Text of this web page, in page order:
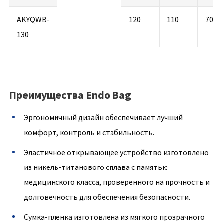
AKYQWB-
130
120 110 700
Преимущества Endo Bag
Эргономичный дизайн обеспечивает лучший
комфорт, контроль и стабильность.
Эластичное открывающее устройство изготовлено
из никель-титанового сплава с памятью
медицинского класса, проверенного на прочность и
долговечность для обеспечения безопасности.
Сумка-пленка изготовлена из мягкого прозрачного